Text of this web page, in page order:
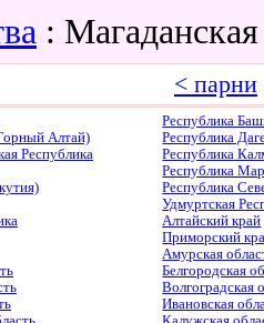
:
< парни
Республика
Алтай)
Республика
Республика
Республика
Республика
Республика
Удмуртская
Алтайский край
Приморский
Амурская
Белгородская
Волгоградская
Ивановская